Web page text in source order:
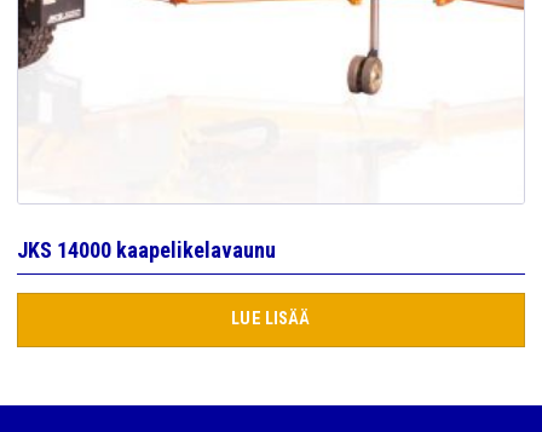
JKS 14000 kaapelikelavaunu
LUE LISÄÄ